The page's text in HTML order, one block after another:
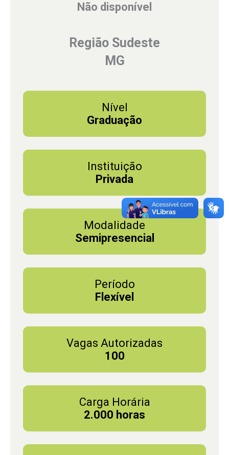
Não disponível
Região Sudeste
MG
Nível
Graduação
Instituição
Privada
Modalidade
Semipresencial
Período
Flexível
Vagas Autorizadas
100
Carga Horária
2.000 horas